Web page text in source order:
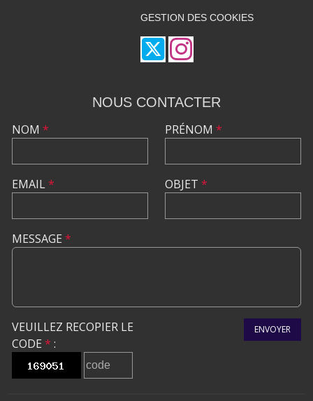
GESTION DES COOKIES
NOUS CONTACTER
NOM *
EMAIL*
PRÉNOM *
OBJET *
MESSAGE *
VEUILLEZ RECOPIER LE
CODE * :
ENVOYER